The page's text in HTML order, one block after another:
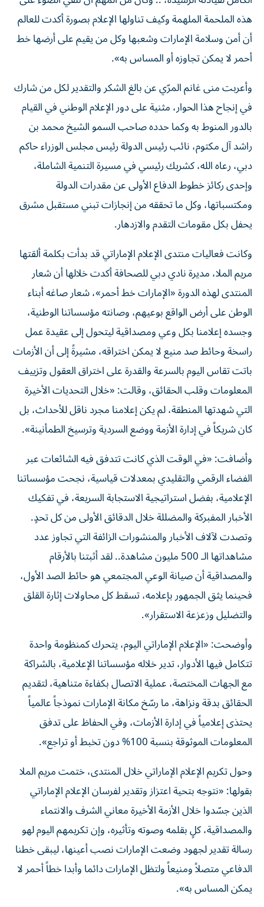
هذه الملحمة الملهمة وكيف تناولها الإعلام بصورة أكدت للعالم
أن أمن وسلامة الإمارات وشعبها وكل من يقيم على أرضها خط
أحمر لا يمكن تجاوزه أو المساس به».
وأعربت منى غانم المرّي عن بالغ الشكر والتقدير لكل من شارك
في إنجاح هذا الحوار، مثنية على دور الإعلام الوطني في القيام
بالدور المنوط به وكما حدده صاحب السمو الشيخ محمد بن
راشد آل مكتوم، نائب رئيس الدولة رئيس مجلس الوزراء حاكم
دبي، رعاه الله، كشريك رئيسي في مسيرة التنمية الشاملة،
وإحدى ركائز خطوط الدفاع الأولى عن مقدرات الدولة
ومكتسباتها، وكل ما تحققه من إنجازات تبني مستقبل مشرق
يحفل بكل مقومات التقدم والازدهار.
وكانت فعاليات منتدى الإعلام الإماراتي قد بدأت بكلمة ألقتها
مريم الملا، مديرة نادي دبي للصحافة أكدت خلالها أن شعار
المنتدى لهذه الدورة «الإمارات خط أحمر»، شعار صاغه أبناء
الوطن على أرض الواقع بوعيهم، وصانته مؤسساتنا الوطنية،
وجسده إعلامنا بكل وعي ومصداقية ليتحول إلى عقيدة عمل
راسخة وحائط صد منيع لا يمكن اختراقه، مشيرةً إلى أن الأزمات
باتت تقاس اليوم بالسرعة والقدرة على اختراق العقول وتزييف
المعلومات وقلب الحقائق، وقالت: «خلال التحديات الأخيرة
التي شهدتها المنطقة، لم يكن إعلامنا مجرد ناقل للأحداث، بل
كان شريكاً في إدارة الأزمة ووضع السردية وترسيخ الطمأنينة».
وأضافت: «في الوقت الذي كانت تتدفق فيه الشائعات عبر
الفضاء الرقمي والتقليدي بمعدلات قياسية، نجحت مؤسساتنا
الإعلامية، بفضل استراتيجية الاستجابة السريعة، في تفكيك
الأخبار المفبركة والمضللة خلال الدقائق الأولى من كل تحدٍ.
وتصدت لآلاف الأخبار والمنشورات الزائفة التي تجاوز عدد
مشاهداتها الـ 500 مليون مشاهدة.. لقد أثبتنا بالأرقام
والمصداقية أن صيانة الوعي المجتمعي هو حائط الصد الأول،
فحينما يثق الجمهور بإعلامه، تسقط كل محاولات إثارة القلق
والتضليل وزعزعة الاستقرار».
وأوضحت: «الإعلام الإماراتي اليوم، يتحرك كمنظومة واحدة
تتكامل فيها الأدوار، تدير خلاله مؤسساتنا الإعلامية، بالشراكة
مع الجهات المختصة، عملية الاتصال بكفاءة متناهية، لتقديم
الحقائق بدقة ونزاهة، ما رسّخ مكانة الإمارات نموذجاً عالمياً
يحتذى إعلامياً في إدارة الأزمات، وفي الحفاظ على تدفق
المعلومات الموثوقة بنسبة 100% دون تخبط أو تراجع».
وحول تكريم الإعلام الإماراتي خلال المنتدى، ختمت مريم الملا
بقولها: «نتوجه بتحية اعتزاز وتقدير لفرسان الإعلام الإماراتي
الذين جسّدوا خلال الأزمة الأخيرة معاني الشرف والانتماء
والمصداقية، كلٍ بقلمه وصوته وتأثيره، وإن تكريمهم اليوم لهو
رسالة تقدير لجهود وضعت الإمارات نصب أعينها، ليبقى خطنا
الدفاعي متصلاً ومنيعاً ولتظل الإمارات دائما وأبدا خطاً أحمر لا
يمكن المساس به».